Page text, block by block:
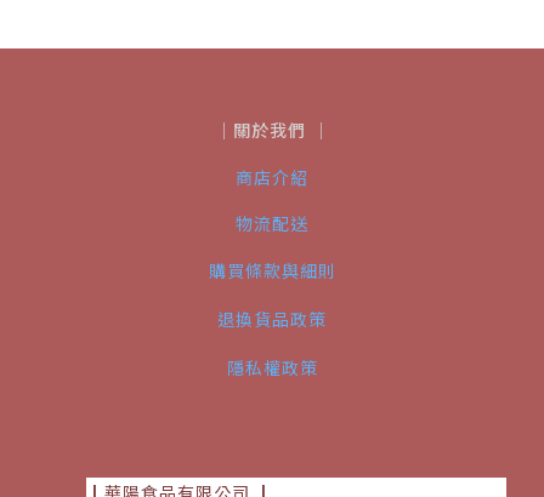
｜關於我們 ｜
商店介紹
物流配送
購買條款與細則
退換貨品政策
隱私權政策